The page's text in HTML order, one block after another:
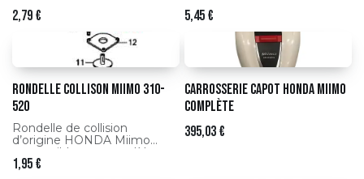
2,79€
5,45€
Rondelle collison Miimo 310-
520
Rondelle de collision
d’origine HONDA Miimo
compatible avec modèles
310 et 520, assurant la
1,95€
Carrosserie capot HONDA Miimo
complète
395,03€